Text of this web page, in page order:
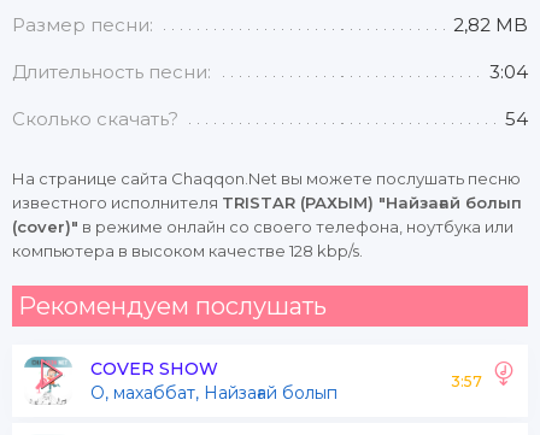
Размер песни: 2,82 MB
Длительность песни: 3:04
Сколько скачать? 54
На странице сайта Chaqqon.Net вы можете послушать песню
известного исполнителя TRISTAR (РАХЫМ) "Найзағай болып
(cover)" в режиме онлайн со своего телефона, ноутбука или
компьютера в высоком качестве 128 kbp/s.
Рекомендуем послушать
COVER SHOW
О, махаббат, Найзағай болып
3:57